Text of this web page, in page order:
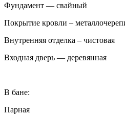
Фундамент — свайный
Покрытие кровли –
Внутренняя отделка – чистовая
Входная дверь — деревянная
В бане:
Парная